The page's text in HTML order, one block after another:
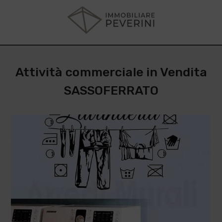
Attività commerciale in Vendita
SASSOFERRATO